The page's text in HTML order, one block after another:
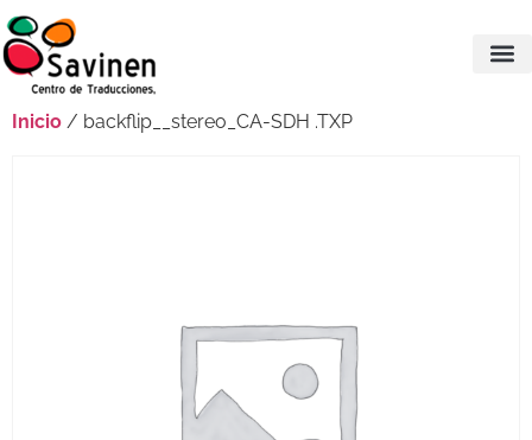
Inicio / backflip__stereo_CA-SDH .TXP